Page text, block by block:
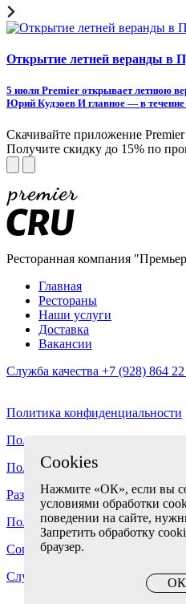
Cookies
Нажмите «ОК», если вы
условиями обработки
поведении на сайте,
Запретить обработку
браузер.
ОК
Открытие летней веранды в
5 июля Premier открывает летнюю
Юрий Кудзоев И главное — в
Скачивайте приложение
Получите скидку до 15% по
Ресторанная компания
Главная
Рестораны
Наши услуги
Доставка
Вакансии
Служба качества +7 (928) 864 22
Политика конфиденциальности
Политика Оплаты и Возвратов
Пользовательское соглашение
Разработка корпоративного
Политика использования
Согласие на обработку
Служба качества 7 (928) 864 22